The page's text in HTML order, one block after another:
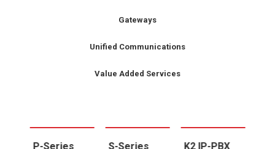
Gateways
Unified Communications
Value Added Services
P-Series
S-Series
K2 IP-PBX